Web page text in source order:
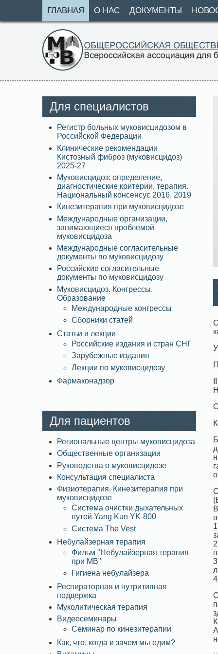
ГЛАВНАЯ О НАС ДОКУМЕНТЫ
Для специалистов
Регистр больных муковисцидозом в
Российской Федерации
Клинические рекомендации
Кистозный фиброз (муковисцидоз)
2025-27
Муковисцидоз: определение,
диагностические критерии, терапия.
Национальный консенсус 2016, 2019
Кинезитерапия при муковисцидозе
Международные организации,
занимающиеся проблемой
муковисцидоза
Международные согласительные
документы по муковисцидозу
Российские согласительные
документы по муковисцидозу
Муковисцидоз. Конгрессы.
Образование
Международные конгрессы
Сборники статей
Статьи и лекции
Российские издания и стран СНГ
Зарубежные издания
Лекции по муковисцидозу
Фармаконадзор
Для пациентов
Региональные центры муковисцидоза
Общественные организации
Руководства о муковисцидозе
Консультация специалиста
Физиотерапия. Кинезитерапия при
муковисцидозе
Система очистки дыхательных
путей Yang Kun YK-800
Система The Vest
Небулайзерная терапия
Фильм "Небулайзерная терапия
при МВ"
Гигиена небулайзера
Респираторная и нутритивная
поддержка
Муколитическая терапия
Видеосеминары
Семинар по кинезитерапии
Как, что, когда и зачем мы едим?